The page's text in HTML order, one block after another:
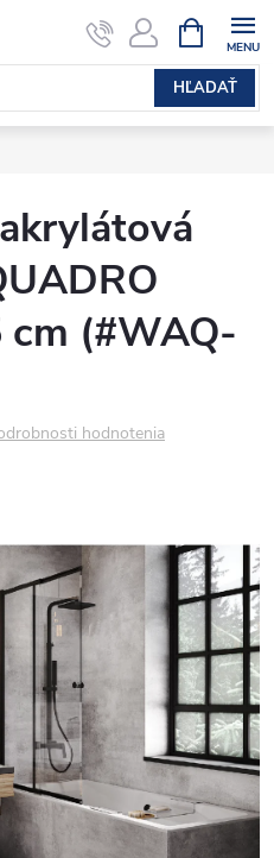
HĽADAŤ
KOŠÍK
cm (#WAQ-
hodnotenia